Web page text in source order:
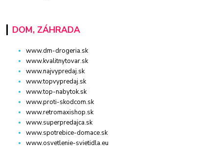
DOM, ZÁHRADA
www.dm-drogeria.sk
www.kvalitnytovar.sk
www.najvypredaj.sk
www.topvypredaj.sk
www.top-nabytok.sk
www.proti-skodcom.sk
www.retromaxishop.sk
www.superpredajca.sk
www.spotrebice-domace.sk
www.osvetlenie-svietidla.eu